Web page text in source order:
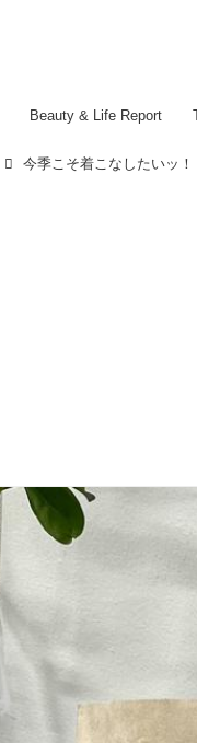
Beauty & Life Report